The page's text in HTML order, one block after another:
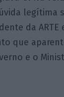
legítima
da ARTE
que
e o